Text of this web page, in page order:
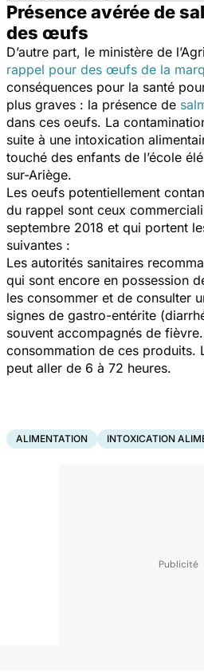
Présence avérée de
des œufs
D’autre part, le ministère de
rappel pour des œufs de la
conséquences pour la santé
plus graves : la présence de
dans ces oeufs. La
suite à une intoxication
touché des enfants de l’école
sur-Ariège.
Les oeufs potentiellement
du rappel sont ceux
septembre 2018 et qui portent
suivantes :
Les autorités sanitaires
qui sont encore en possession
les consommer et de consulter
signes de gastro-entérite
souvent accompagnés de
consommation de ces produits.
peut aller de 6 à 72 heures.
ALIMENTATION INTOXICATION